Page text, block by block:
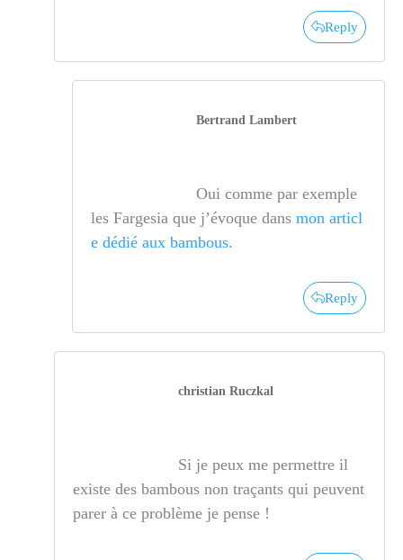
Reply
Bertrand Lambert
Oui comme par exemple
les Fargesia que j’évoque dans mon articl
e dédié aux bambous.
Reply
christian Ruczkal
Si je peux me permettre il
existe des bambous non traçants qui peuvent
parer à ce problème je pense !